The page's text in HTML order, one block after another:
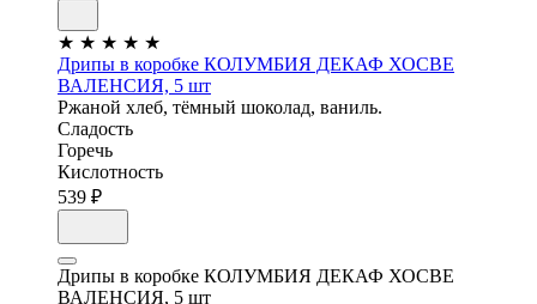
★ ★ ★ ★ ★
Дрипы в коробке КОЛУМБИЯ ДЕКАФ ХОСВЕ
ВАЛЕНСИЯ, 5 шт
Ржаной хлеб, тёмный шоколад, ваниль.
Сладость
Горечь
Кислотность
539 ₽
Дрипы в коробке КОЛУМБИЯ ДЕКАФ ХОСВЕ
ВАЛЕНСИЯ, 5 шт